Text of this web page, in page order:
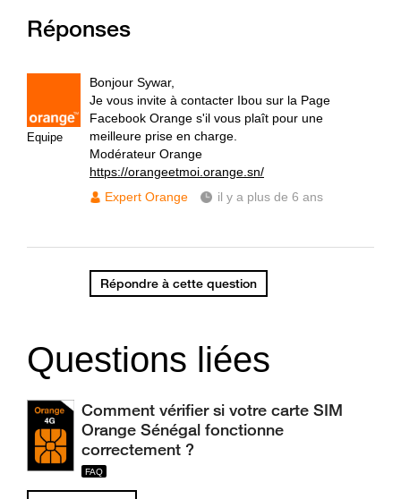
Réponses
Equipe
Bonjour Sywar,
Je vous invite à contacter Ibou sur la Page
Facebook Orange s'il vous plaît pour une
meilleure prise en charge.
Modérateur Orange
https://orangeetmoi.orange.sn/
Expert Orange
il y a plus de 6 ans
Répondre à cette question
Questions liées
Comment vérifier si votre carte SIM
Orange Sénégal fonctionne
correctement ?